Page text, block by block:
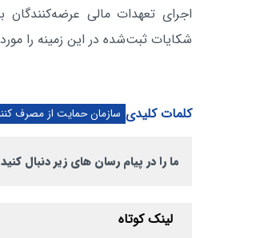
اجرای تعهدات مالی
شکایات ثبت‌شده در این زمینه را
کلمات کلیدی سازمان حمایت از مصرف
ما را در پیام رسان های زیر دنبال
لینک کوتاه